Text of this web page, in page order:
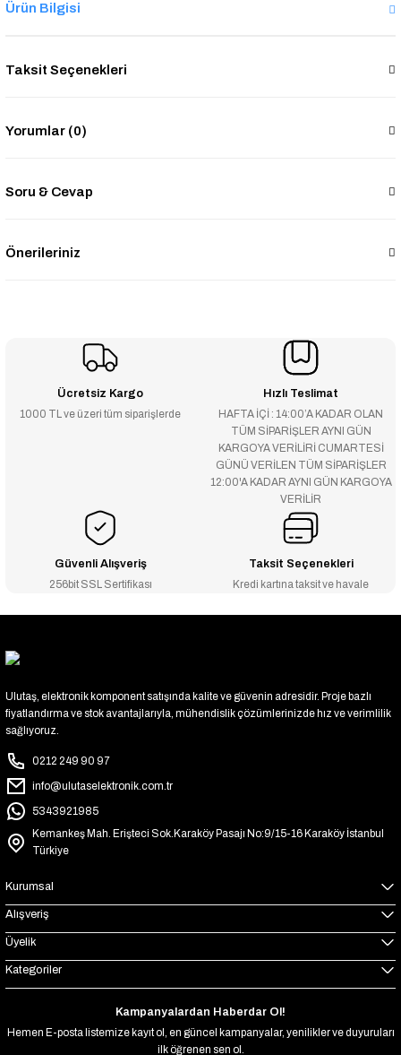
Ürün Bilgisi
Taksit Seçenekleri
Yorumlar (0)
Soru & Cevap
Önerileriniz
Ücretsiz Kargo
1000 TL ve üzeri tüm siparişlerde
Hızlı Teslimat
HAFTA İÇİ : 14:00’A KADAR OLAN
TÜM SİPARİŞLER AYNI GÜN
KARGOYA VERİLİRİ CUMARTESİ
GÜNÜ VERİLEN TÜM SİPARİŞLER
12:00'A KADAR AYNI GÜN KARGOYA
VERİLİR
Güvenli Alışveriş
256bit SSL Sertifikası
Taksit Seçenekleri
Kredi kartına taksit ve havale
Ulutaş, elektronik komponent satışında kalite ve güvenin adresidir. Proje bazlı
fiyatlandırma ve stok avantajlarıyla, mühendislik çözümlerinizde hız ve verimlilik
sağlıyoruz.
0212 249 90 97
info@ulutaselektronik.com.tr
5343921985
Kemankeş Mah. Erişteci Sok.Karaköy Pasajı No:9/15-16 Karaköy İstanbul
Türkiye
Kurumsal
Alışveriş
Üyelik
Kategoriler
Kampanyalardan Haberdar Ol!
Hemen E-posta listemize kayıt ol, en güncel kampanyalar, yenilikler ve duyuruları
ilk öğrenen sen ol.